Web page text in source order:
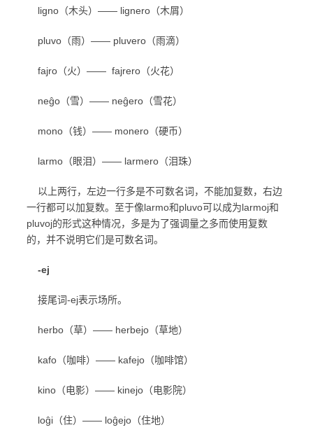
ligno（木头）—— lignero（木屑）
pluvo（雨）—— pluvero（雨滴）
fajro（火）—— fajrero（火花）
neĝo（雪）—— neĝero（雪花）
mono（钱）—— monero（硬币）
larmo（眼泪）—— larmero（泪珠）
以上两行，左边一行多是不可数名词，不能加复数，右边
一行都可以加复数。至于像larmo和pluvo可以成为larmoj和
pluvoj的形式这种情况，多是为了强调量之多而使用复数
的，并不说明它们是可数名词。
-ej
接尾词-ej表示场所。
herbo（草）—— herbejo（草地）
kafo（咖啡）—— kafejo（咖啡馆）
kino（电影）—— kinejo（电影院）
loĝi（住）—— loĝejo（住地）